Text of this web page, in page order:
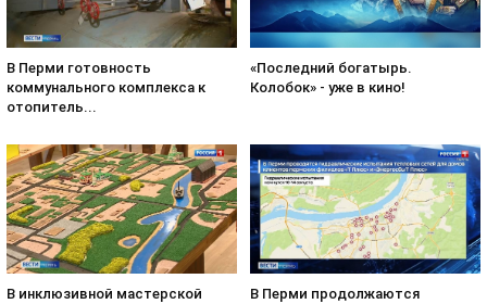
В Перми готовность
коммунального комплекса к
отопитель...
«Последний богатырь.
Колобок» - уже в кино!
В инклюзивной мастерской
В Перми продолжаются